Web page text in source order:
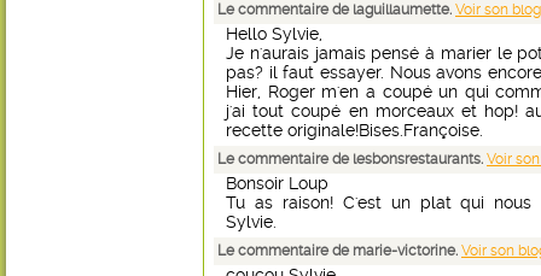
Le commentaire de laguillaumette. Voir son blog
Hello Sylvie,
Je n'aurais jamais pensé à marier le
pas? il faut essayer. Nous avons
Hier, Roger m'en a coupé un qui
j'ai tout coupé en morceaux et hop!
recette originale!Bises.Françoise.
Le commentaire de lesbonsrestaurants. Voir
Bonsoir Loup
Tu as raison! C'est un plat qui nous
Sylvie.
Le commentaire de marie-victorine. Voir son